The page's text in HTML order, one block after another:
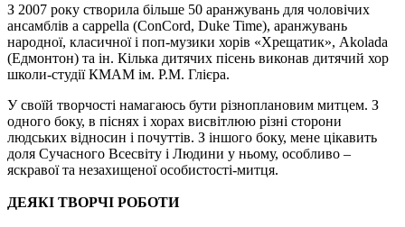
З 2007 року створила більше 50 аранжувань для чоловічих
ансамблів a cappella (ConCord, Duke Time), аранжувань
народної, класичної і поп-музики хорів «Хрещатик», Аkolada
(Едмонтон) та ін. Кілька дитячих пісень виконав дитячий хор
школи-студії КМАМ ім. Р.М. Глієра.
У своїй творчості намагаюсь бути різноплановим митцем. З
одного боку, в піснях і хорах висвітлюю різні сторони
людських відносин і почуттів. З іншого боку, мене цікавить
доля Сучасного Всесвіту і Людини у ньому, особливо –
яскравої та незахищеної особистості-митця.
ДЕЯКІ ТВОРЧІ РОБОТИ